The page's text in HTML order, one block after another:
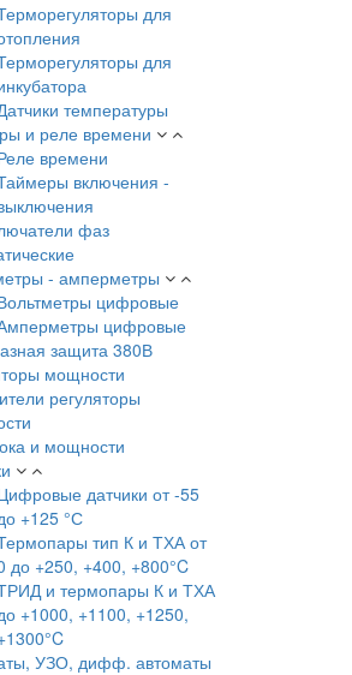
для
для
температуры
и реле времени
времени
включения -
фаз
- амперметры
цифровые
цифровые
защита 380В
мощности
регуляторы
и мощности
датчики от -55
+125 °С
тип К и ТХА от
до +250, +400, +800°C
и термопары К и ТХА
+1000, +1100, +1250,
УЗО, дифф. автоматы